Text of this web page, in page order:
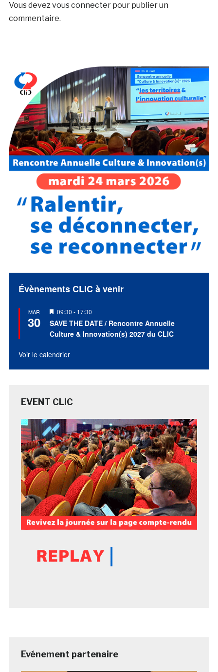
Vous devezvous connecterpour publier un
commentaire.
Évènements CLIC à venir
MAR
30
Mis
en
avant
09:30 - 17:30
SAVE THE DATE / Rencontre Annuelle
Culture & Innovation(s) 2027 du CLIC
Voir le calendrier
EVENT CLIC
Evénement partenaire